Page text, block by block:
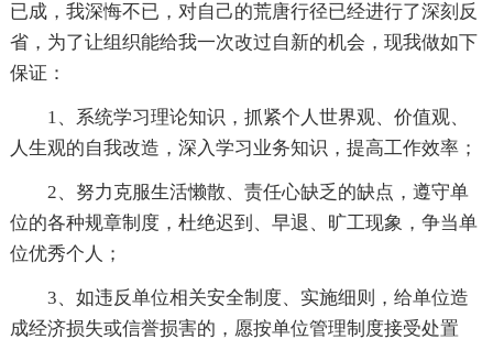
已成，我深悔不已，对自己的荒唐行径已经进行了深刻反
省，为了让组织能给我一次改过自新的机会，现我做如下
保证：
1、系统学习理论知识，抓紧个人世界观、价值观、
人生观的自我改造，深入学习业务知识，提高工作效率；
2、努力克服生活懒散、责任心缺乏的缺点，遵守单
位的各种规章制度，杜绝迟到、早退、旷工现象，争当单
位优秀个人；
3、如违反单位相关安全制度、实施细则，给单位造
成经济损失或信誉损害的，愿按单位管理制度接受处置